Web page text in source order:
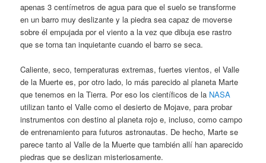
apenas 3 centímetros de agua para que el suelo se transforme
en un barro muy deslizante y la piedra sea capaz de moverse
sobre él empujada por el viento a la vez que dibuja ese rastro
que se torna tan inquietante cuando el barro se seca.
Caliente, seco, temperaturas extremas, fuertes vientos, el Valle
de la Muerte es, por otro lado, lo más parecido al planeta Marte
que tenemos en la Tierra. Por eso los científicos de la NASA
utilizan tanto el Valle como el desierto de Mojave, para probar
instrumentos con destino al planeta rojo e, incluso, como campo
de entrenamiento para futuros astronautas. De hecho, Marte se
parece tanto al Valle de la Muerte que también allí han aparecido
piedras que se deslizan misteriosamente.